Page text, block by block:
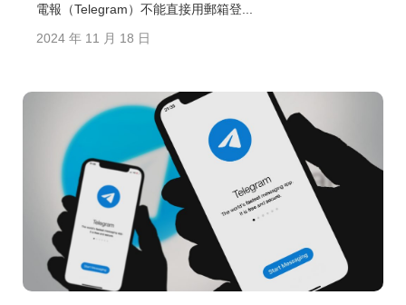
電報（Telegram）不能直接用郵箱登...
2024 年 11 月 18 日